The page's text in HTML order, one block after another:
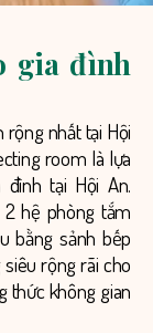
gia đình
nhất tại Hội
room là lựa
tại Hội An.
hệ phòng tắm
bằng sảnh bếp
rộng rãi cho
thức không gian